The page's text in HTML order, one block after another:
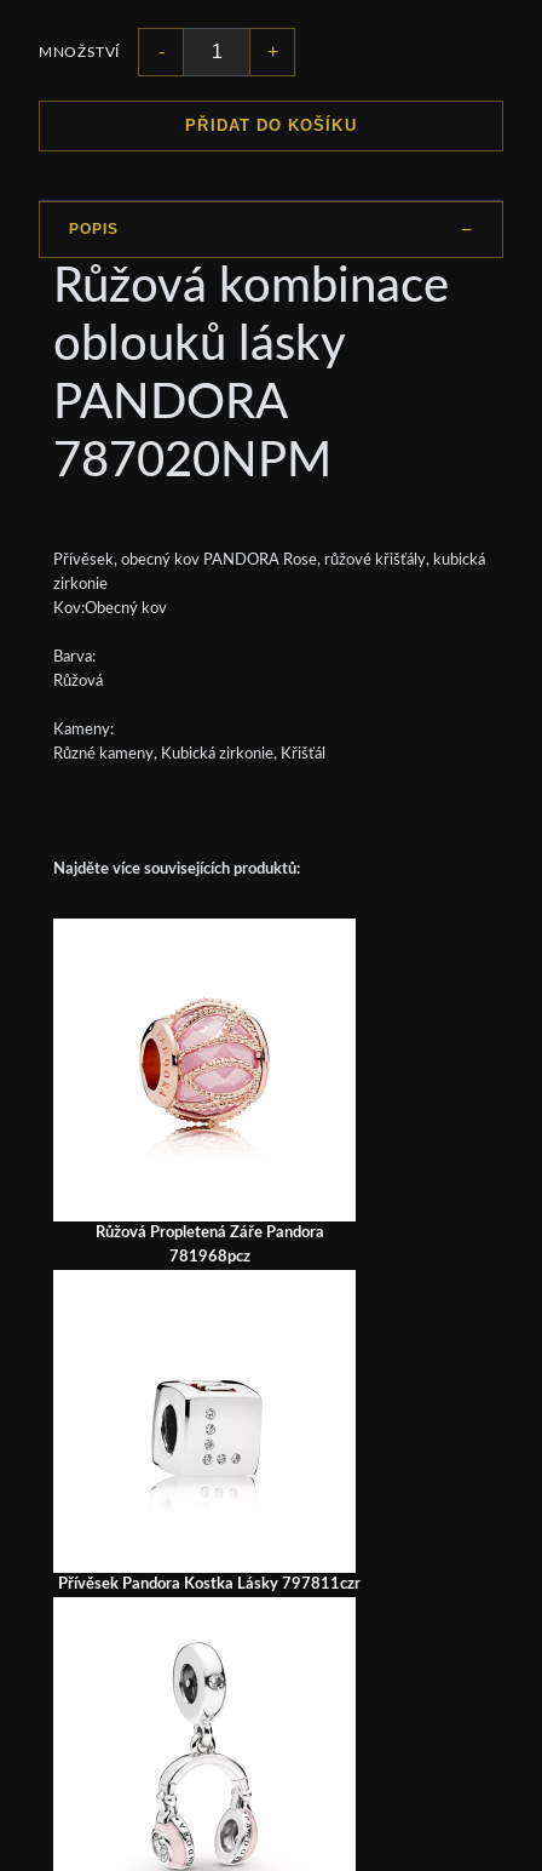
MNOŽSTVÍ - +
PŘIDAT DO KOŠÍKU
POPIS
Růžová kombinace
oblouků lásky
PANDORA
787020NPM
Přívěsek, obecný kov PANDORA Rose, růžové křišťály, kubická
zirkonie
Kov:Obecný kov
Barva:
Růžová
Kameny:
Různé kameny, Kubická zirkonie, Křišťál
Najděte více souvisejících produktů:
Růžová Propletená Záře Pandora
781968pcz
Přívěsek Pandora Kostka Lásky 797811czr